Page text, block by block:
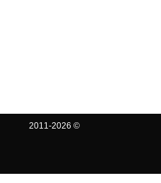
2011-2026 ©